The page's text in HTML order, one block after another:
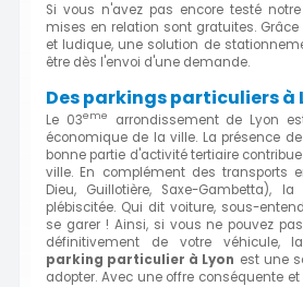
Si vous n'avez pas encore testé
mises en relation sont gratuites.
et ludique, une solution de
être dès l'envoi d'une demande.
Des parkings particuliers à
Le 03eme
arrondissement de Lyon
économique de la ville. La présence
bonne partie d'activité tertiaire
ville. En complément des transports
Dieu, Guillotière, Saxe-Gambetta),
plébiscitée. Qui dit voiture, sous-
se garer ! Ainsi, si vous ne pouvez
définitivement de votre véhicule,
parking particulier à Lyon est une
adopter. Avec une offre conséquente